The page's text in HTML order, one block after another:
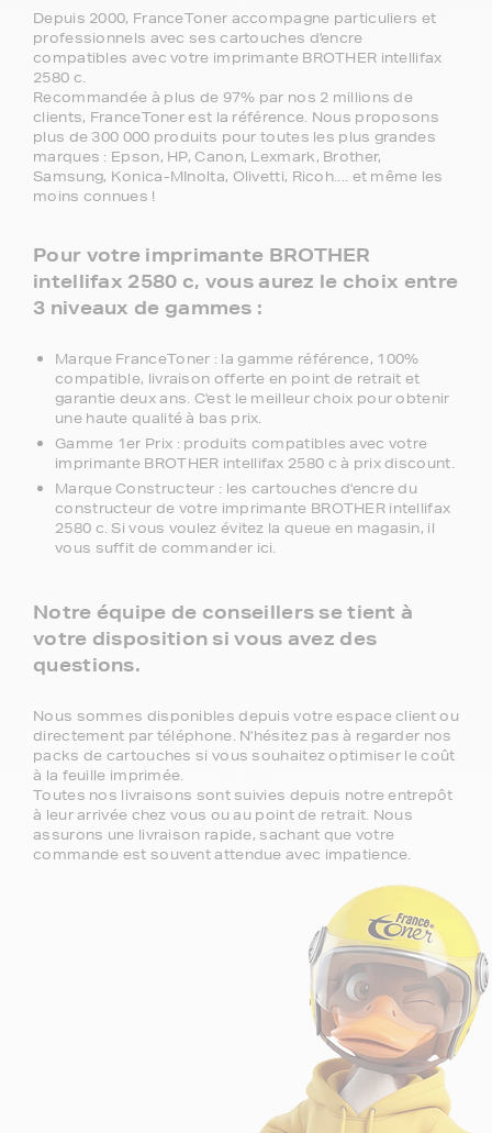
Depuis 2000, FranceToner accompagne particuliers et
professionnels avec ses cartouches d'encre
compatibles avec votre imprimante BROTHER intellifax
2580 c.
Recommandée à plus de 97% par nos 2 millions de
clients, FranceToner est la référence. Nous proposons
plus de 300 000 produits pour toutes les plus grandes
marques : Epson, HP, Canon, Lexmark, Brother,
Samsung, Konica-MInolta, Olivetti, Ricoh.... et même les
moins connues !
Pour votre imprimante BROTHER
intellifax 2580 c, vous aurez le choix entre
3 niveaux de gammes :
Marque FranceToner : la gamme référence, 100%
compatible, livraison offerte en point de retrait et
garantie deux ans. C'est le meilleur choix pour obtenir
une haute qualité à bas prix.
Gamme 1er Prix : produits compatibles avec votre
imprimante BROTHER intellifax 2580 c à prix discount.
Marque Constructeur : les cartouches d'encre du
constructeur de votre imprimante BROTHER intellifax
2580 c. Si vous voulez évitez la queue en magasin, il
vous suffit de commander ici.
Notre équipe de conseillers se tient à
votre disposition si vous avez des
questions.
Nous sommes disponibles depuis votre espace client ou
directement par téléphone. N'hésitez pas à regarder nos
packs de cartouches si vous souhaitez optimiser le coût
à la feuille imprimée.
Toutes nos livraisons sont suivies depuis notre entrepôt
à leur arrivée chez vous ou au point de retrait. Nous
assurons une livraison rapide, sachant que votre
commande est souvent attendue avec impatience.